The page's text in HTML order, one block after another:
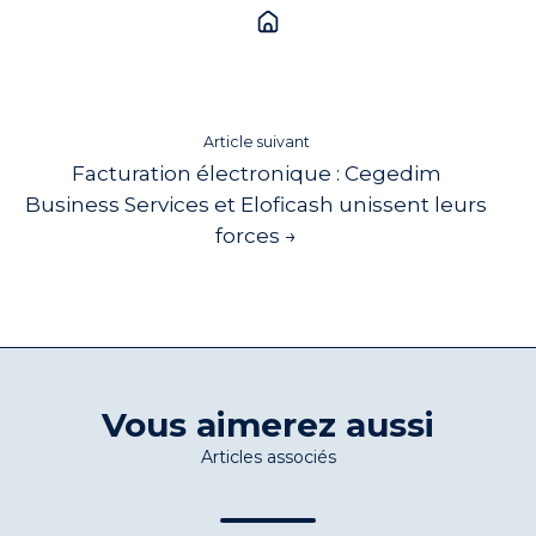
Article suivant
Facturation électronique : Cegedim
Business Services et Eloficash unissent leurs
forces →
Vous aimerez aussi
Articles associés